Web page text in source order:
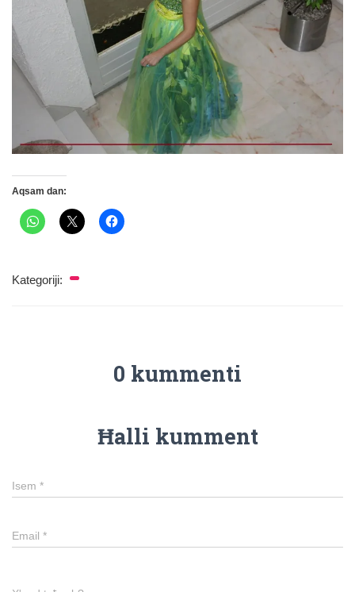
Aqsam dan:
Kategoriji:
0 kummenti
Ħalli kumment
Isem *
Email *